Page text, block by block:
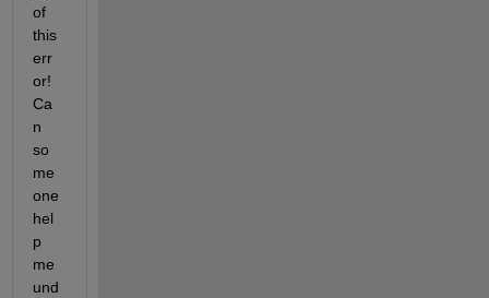
of
this
err
or!
Ca
n
so
me
one
hel
p
me
und